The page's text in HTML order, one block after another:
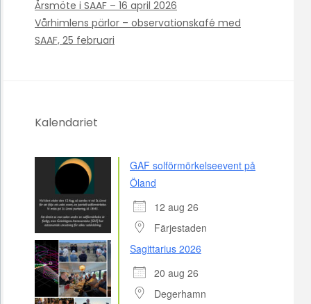
Årsmöte i SAAF – 16 april 2026
Vårhimlens pärlor – observationskafé med
SAAF, 25 februari
Kalendariet
GAF solförmörkelseevent på
Öland
12 aug 26
Färjestaden
Sagittarius 2026
20 aug 26
Degerhamn